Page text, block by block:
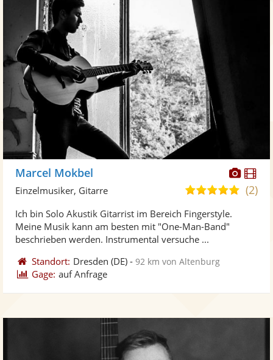
Marcel Mokbel
5,0(2)
Einzelmusiker, Gitarre
Ich bin Solo Akustik Gitarrist im Bereich Fingerstyle.
Meine Musik kann am besten mit "One-Man-Band"
beschrieben werden. Instrumental versuche ...
Standort: Dresden (DE) -92 km von Altenburg
Gage: auf Anfrage